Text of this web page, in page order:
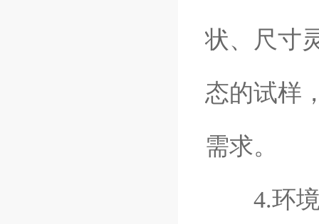
状、尺寸
态的试样
需求。
4.环境